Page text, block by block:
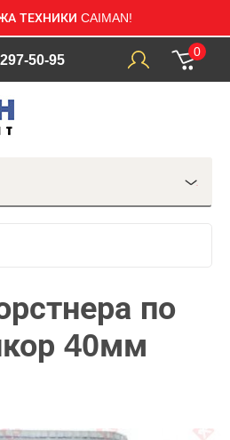
ТЕХНИКИ CAIMAN!
50-95
0
по
40мм